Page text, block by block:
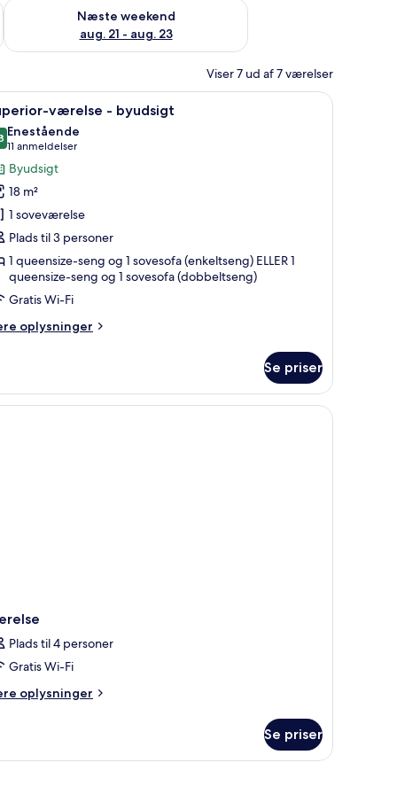
14 - aug. 16
Næste weekend
aug. 21 - aug. 23
Tjek tilgængelighed for næste weekend aug. 21 - aug. 23
Viser 7 ud af 7 værelser
ud til en balkon med udsigt over stranden.Et moderne hotelværelse med en stor
8 værelse - byudsigt
ud af 10
Enestående
11 anmeldelser
(11
anmeldelser)
Byudsigt
18 m²
1 soveværelse
Plads til 3 personer
1 queensize-seng og 1 sovesofa (enkeltseng) ELLER 1
queensize-seng og 1 sovesofa (dobbeltseng)
Gratis Wi-Fi
oplysninger
Se priser
Plads til 4 personer
Gratis Wi-Fi
oplysninger
Se priser